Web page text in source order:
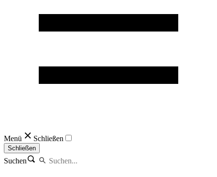
Menü Schließen
Schließen
Suchen